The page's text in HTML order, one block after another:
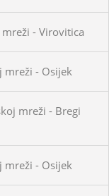
- Virovitica
- Osijek
mreži - Bregi
- Osijek